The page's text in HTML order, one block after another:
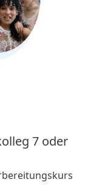
7 oder